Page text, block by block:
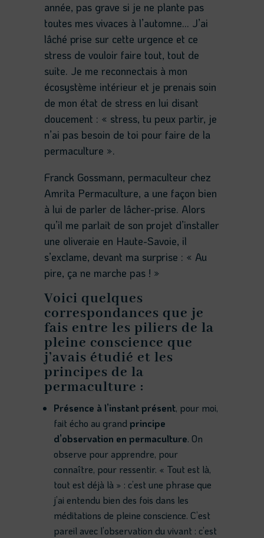
année, pas grave si je ne plante pas
toutes mes vivaces à l’automne… J’ai
lâché prise sur cette urgence et ce
stress de vouloir faire tout, tout de
suite. Je me reconnectais à mon
écosystème intérieur et je prenais soin
de mon état de stress en lui disant
doucement : « stress, tu peux partir, je
n’ai pas besoin de toi pour faire de la
permaculture ».
Franck Gossmann, permaculteur chez
Amrita Permaculture, a une façon bien
à lui de parler de lâcher-prise. Alors
qu’il me parlait de son projet d’installer
une oliveraie en Haute-Savoie, il
s’exclame, devant ma surprise : « Au
pire, ça ne marche pas ! »
Voici quelques
correspondances que je
fais entre les piliers de la
pleine conscience que
j’avais étudié et les
principes de la
permaculture :
Présence à l’instant présent, pour moi,
fait écho au grandprincipe
d’observation en permaculture. On
observe pour apprendre, pour
connaître, pour ressentir. « Tout est là,
tout est déjà là » : c’est une phrase que
j’ai entendu bien des fois dans les
méditations de pleine conscience. C’est
pareil avec l’observation du vivant : c’est